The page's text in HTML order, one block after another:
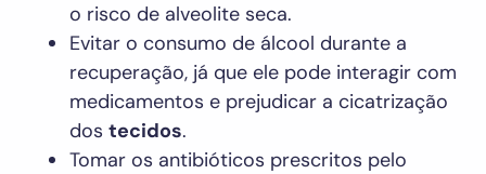
o risco de alveolite seca.
Evitar o consumo de álcool durante a
recuperação, já que ele pode interagir com
medicamentos e prejudicar a cicatrização
dos tecidos.
Tomar os antibióticos prescritos pelo